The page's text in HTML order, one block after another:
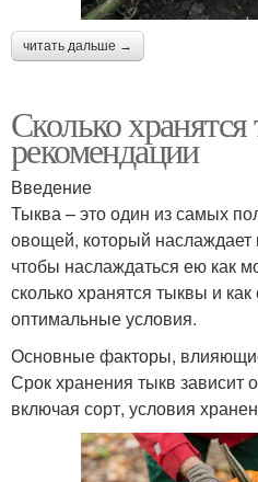
читать дальше →
Сколько
рекомендации
Введение
Тыква – это один из самых
овощей, который наслаждает
чтобы наслаждаться ею как
сколько хранятся тыквы и
оптимальные условия.
Основные факторы,
Срок хранения тыкв зависит
включая сорт, условия